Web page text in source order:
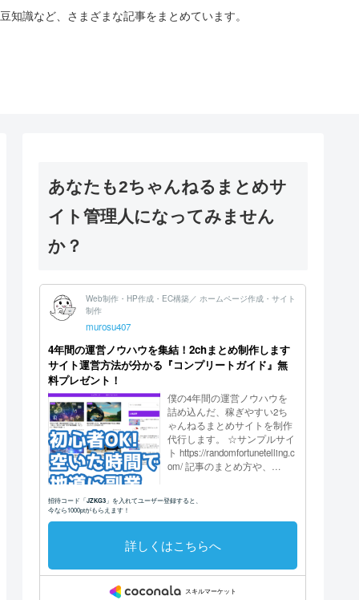
識など、さまざまな記事をまとめています。
あなたも2ちゃんねるまとめサ
イト管理人になってみません
か？